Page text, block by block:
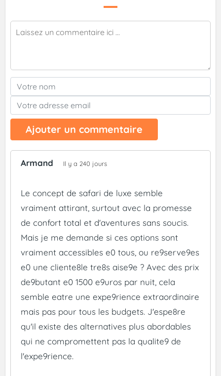
Ajouter un commentaire
Armand Il y a 240 jours
Le concept de safari de luxe semble
vraiment attirant, surtout avec la promesse
de confort total et d'aventures sans soucis.
Mais je me demande si ces options sont
vraiment accessibles e0 tous, ou re9serve9es
e0 une cliente8le tre8s aise9e ? Avec des prix
de9butant e0 1500 e9uros par nuit, cela
semble eatre une expe9rience extraordinaire
mais pas pour tous les budgets. J'espe8re
qu'il existe des alternatives plus abordables
qui ne compromettent pas la qualite9 de
l'expe9rience.